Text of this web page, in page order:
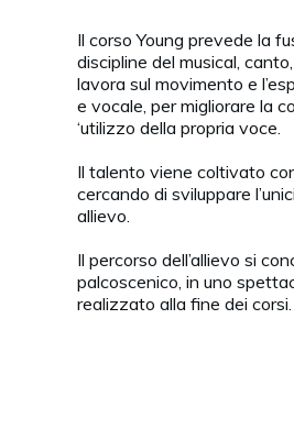
Il corso Young prevede la
discipline del musical,
lavora sul movimento e
e vocale, per migliorare la
‘utilizzo della propria voce.
Il talento viene coltivato
cercando di sviluppare
allievo.
Il percorso dell’allievo si
palcoscenico, in uno
realizzato alla fine dei corsi.